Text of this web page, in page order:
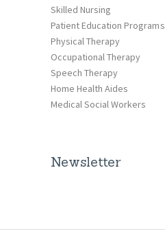
Skilled Nursing
Patient Education Programs
Physical Therapy
Occupational Therapy
Speech Therapy
Home Health Aides
Medical Social Workers
Newsletter